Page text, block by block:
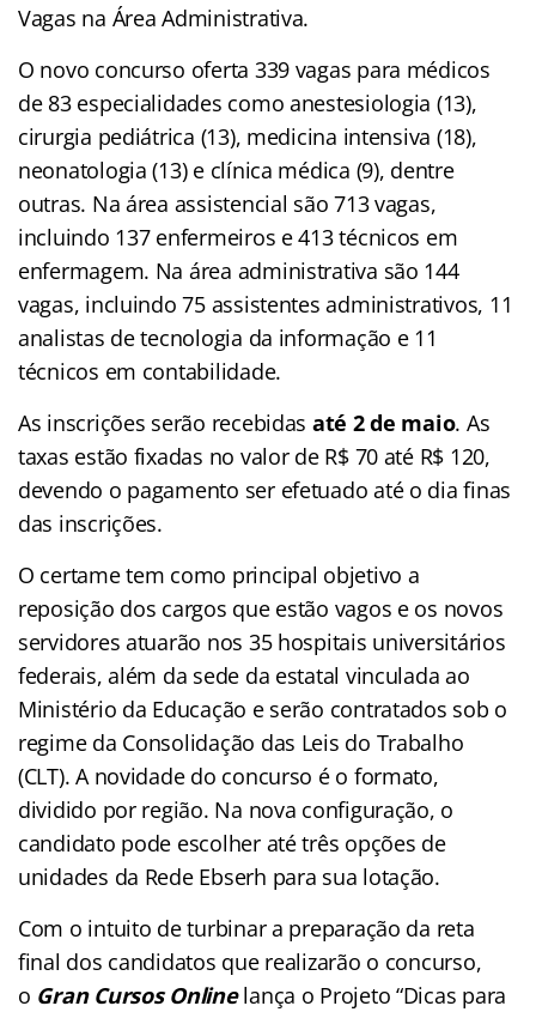
Vagas na Área Administrativa.
O novo concurso oferta 339 vagas para médicos
de 83 especialidades como anestesiologia (13),
cirurgia pediátrica (13), medicina intensiva (18),
neonatologia (13) e clínica médica (9), dentre
outras. Na área assistencial são 713 vagas,
incluindo 137 enfermeiros e 413 técnicos em
enfermagem. Na área administrativa são 144
vagas, incluindo 75 assistentes administrativos, 11
analistas de tecnologia da informação e 11
técnicos em contabilidade.
As inscrições serão recebidas até 2 de maio. As
taxas estão fixadas no valor de R$ 70 até R$ 120,
devendo o pagamento ser efetuado até o dia finas
das inscrições.
O certame tem como principal objetivo a
reposição dos cargos que estão vagos e os novos
servidores atuarão nos 35 hospitais universitários
federais, além da sede da estatal vinculada ao
Ministério da Educação e serão contratados sob o
regime da Consolidação das Leis do Trabalho
(CLT). A novidade do concurso é o formato,
dividido por região. Na nova configuração, o
candidato pode escolher até três opções de
unidades da Rede Ebserh para sua lotação.
Com o intuito de turbinar a preparação da reta
final dos candidatos que realizarão o concurso,
o Gran Cursos Onlinelança o Projeto “Dicas para